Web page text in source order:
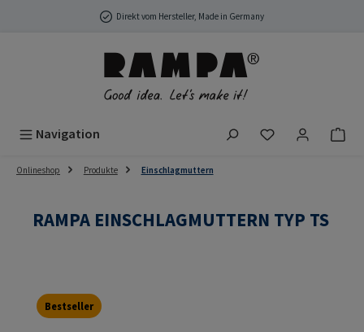
Zum Hauptinhalt springenDirekt vom Hersteller, Made in Germany
Navigation Du hast 0
Onlineshop Produkte Einschlagmuttern
RAMPA EINSCHLAGMUTTERN TYP TS
Bestseller